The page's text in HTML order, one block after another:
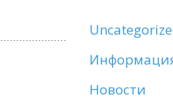
Новости